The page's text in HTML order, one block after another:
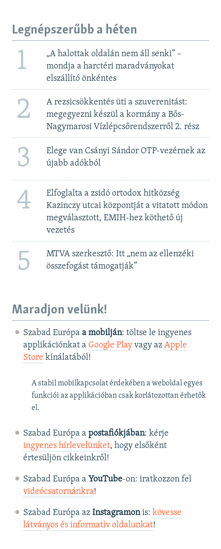
Legnépszerűbb a héten
1
„A halottak oldalán nem áll senki” –
mondja a harctéri maradványokat
elszállító önkéntes
2
A rezsicsökkentés üti a szuverenitást:
megegyezni készül a kormány a Bős-
Nagymarosi Vízlépcsőrendszerről 2. rész
3
Elege van Csányi Sándor OTP-vezérnek az
újabb adókból
4
Elfoglalta a zsidó ortodox hitközség
Kazinczy utcai központját a vitatott módon
megválasztott, EMIH-hez köthető új
vezetés
5
MTVA szerkesztő: Itt „nem az ellenzéki
összefogást támogatják”
Maradjon velünk!
Szabad Európa a mobilján: töltse le ingyenes
applikációnkat a Google Playvagy az Apple
Store kínálatából!
A stabil mobilkapcsolat érdekében a weboldal egyes
funkciói az applikációban csak korlátozottan érhetők
el.
Szabad Európa a postafiókjában: kérje
ingyenes hírlevelünket, hogy elsőként
értesüljön cikkeinkről!
Szabad Európa a YouTube-on: iratkozzon fel
videócsatornánkra!
Szabad Európa az Instagramonis: kövesse
látványos és informatív oldalunkat! ​